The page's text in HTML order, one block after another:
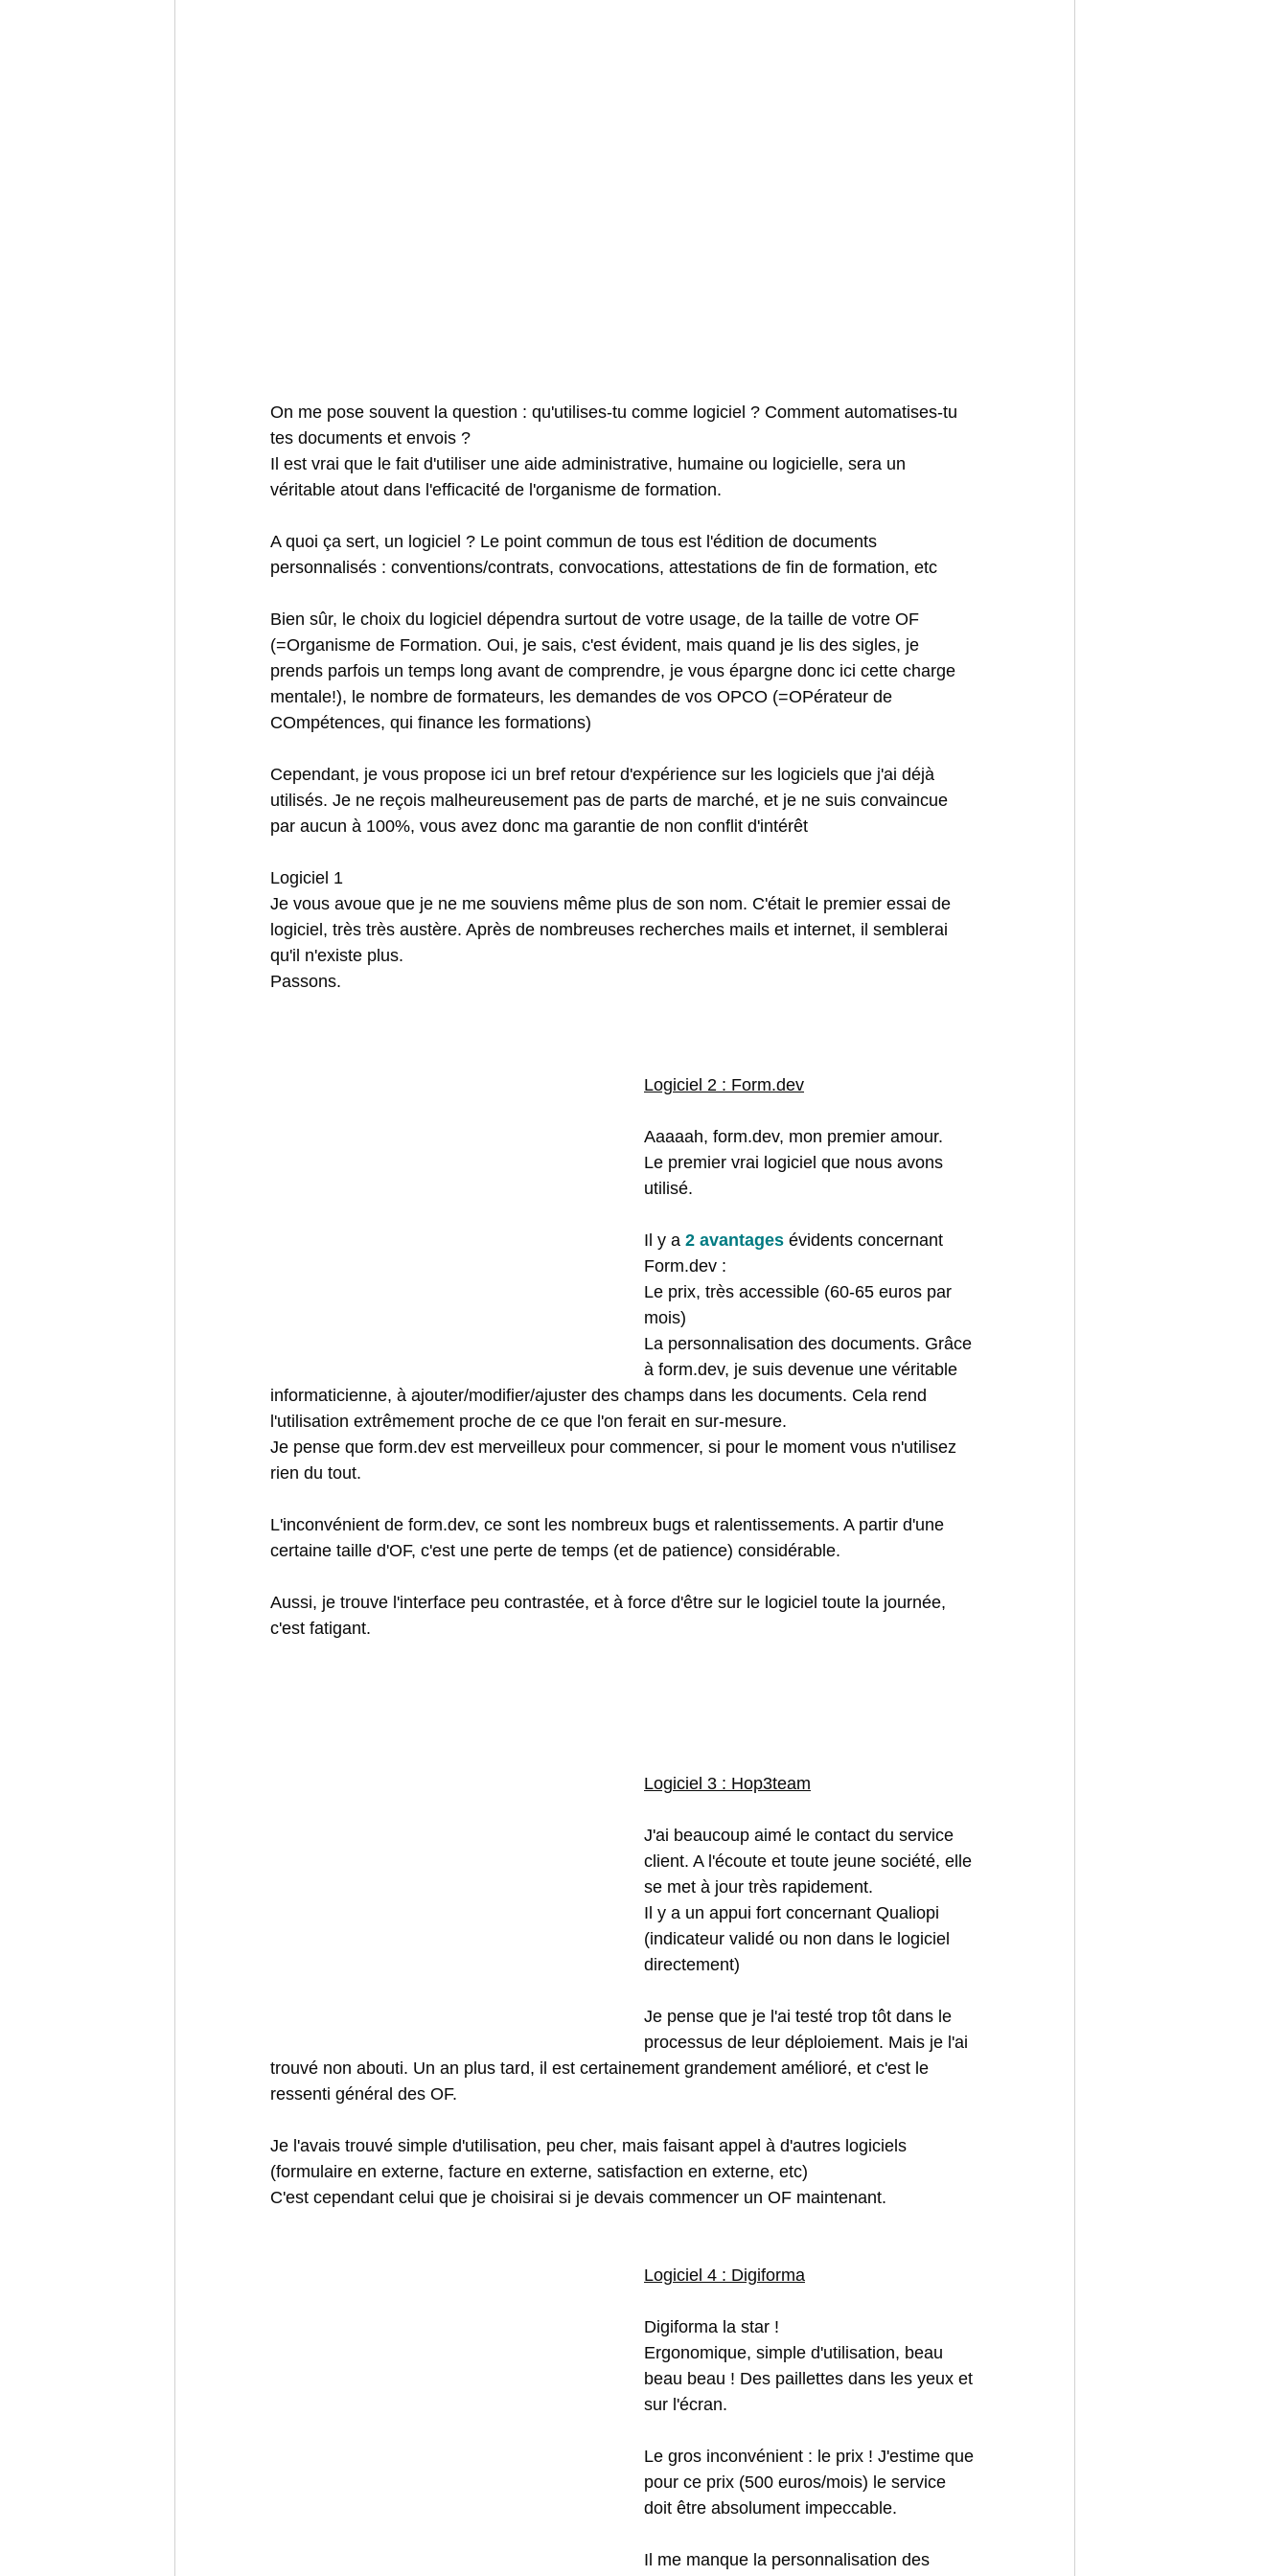
On me pose souvent la question : qu'utilises-tu comme logiciel ? Comment automatises-tu
tes documents et envois ?
Il est vrai que le fait d'utiliser une aide administrative, humaine ou logicielle, sera un
véritable atout dans l'efficacité de l'organisme de formation.
A quoi ça sert, un logiciel ? Le point commun de tous est l'édition de documents
personnalisés : conventions/contrats, convocations, attestations de fin de formation, etc
Bien sûr, le choix du logiciel dépendra surtout de votre usage, de la taille de votre OF
(=Organisme de Formation. Oui, je sais, c'est évident, mais quand je lis des sigles, je
prends parfois un temps long avant de comprendre, je vous épargne donc ici cette charge
mentale!), le nombre de formateurs, les demandes de vos OPCO (=OPérateur de
COmpétences, qui finance les formations)
Cependant, je vous propose ici un bref retour d'expérience sur les logiciels que j'ai déjà
utilisés. Je ne reçois malheureusement pas de parts de marché, et je ne suis convaincue
par aucun à 100%, vous avez donc ma garantie de non conflit d'intérêt
Logiciel 1
Je vous avoue que je ne me souviens même plus de son nom. C'était le premier essai de
logiciel, très très austère. Après de nombreuses recherches mails et internet, il semblerai
qu'il n'existe plus.
Passons.
Logiciel 2 : Form.dev
Aaaaah, form.dev, mon premier amour.
Le premier vrai logiciel que nous avons
utilisé.
Il y a 2 avantages évidents concernant
Form.dev :
Le prix, très accessible (60-65 euros par
mois)
La personnalisation des documents. Grâce
à form.dev, je suis devenue une véritable
informaticienne, à ajouter/modifier/ajuster des champs dans les documents. Cela rend
l'utilisation extrêmement proche de ce que l'on ferait en sur-mesure.
Je pense que form.dev est merveilleux pour commencer, si pour le moment vous n'utilisez
rien du tout.
L'inconvénient de form.dev, ce sont les nombreux bugs et ralentissements. A partir d'une
certaine taille d'OF, c'est une perte de temps (et de patience) considérable.
Aussi, je trouve l'interface peu contrastée, et à force d'être sur le logiciel toute la journée,
c'est fatigant.
Logiciel 3 : Hop3team
J'ai beaucoup aimé le contact du service
client. A l'écoute et toute jeune société, elle
se met à jour très rapidement.
Il y a un appui fort concernant Qualiopi
(indicateur validé ou non dans le logiciel
directement)
Je pense que je l'ai testé trop tôt dans le
processus de leur déploiement. Mais je l'ai
trouvé non abouti. Un an plus tard, il est certainement grandement amélioré, et c'est le
ressenti général des OF.
Je l'avais trouvé simple d'utilisation, peu cher, mais faisant appel à d'autres logiciels
(formulaire en externe, facture en externe, satisfaction en externe, etc)
C'est cependant celui que je choisirai si je devais commencer un OF maintenant.
Logiciel 4 : Digiforma
Digiforma la star !
Ergonomique, simple d'utilisation, beau
beau beau ! Des paillettes dans les yeux et
sur l'écran.
Le gros inconvénient : le prix ! J'estime que
pour ce prix (500 euros/mois) le service
doit être absolument impeccable.
Il me manque la personnalisation des